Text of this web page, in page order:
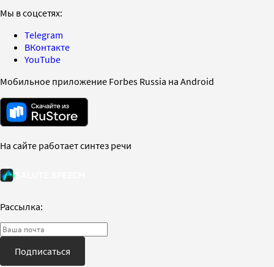
Мы в соцсетях:
Telegram
ВКонтакте
YouTube
Мобильное приложение Forbes Russia на Android
На сайте работает синтез речи
Рассылка:
Подписаться